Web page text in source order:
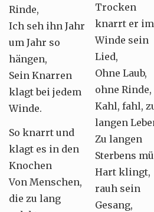
Rinde,
Ich seh ihn Jahr
um Jahr so
hängen,
Sein Knarren
klagt bei jedem
Winde.
So knarrt und
klagt es in den
Knochen
Von Menschen,
die zu lang
Trocken
knarrt er im
Winde sein
Lied,
Ohne Laub,
ohne Rinde,
Kahl, fahl,
langen
Zu langen
Sterbens
Hart klingt,
rauh sein
Gesang,